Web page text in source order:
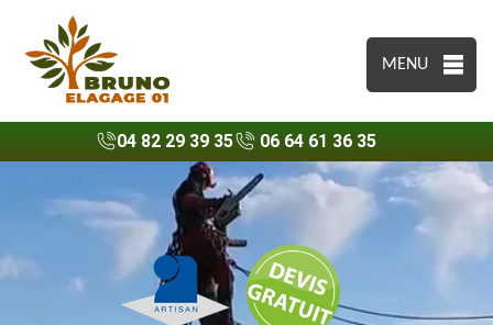
MENU
04 82 29 39 35 06 64 61 36 35